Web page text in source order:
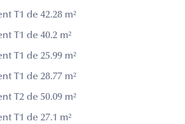
T1 de 42.28 m²
T1 de 40.2 m²
T1 de 25.99 m²
T1 de 28.77 m²
T2 de 50.09 m²
T1 de 27.1 m²